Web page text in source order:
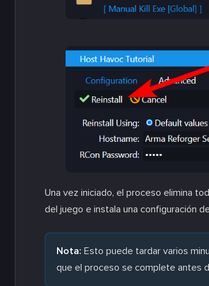
Una vez iniciado, el proceso elimina
del juego e instala una configuración
Nota: Esto puede tardar varios
que el proceso se complete antes